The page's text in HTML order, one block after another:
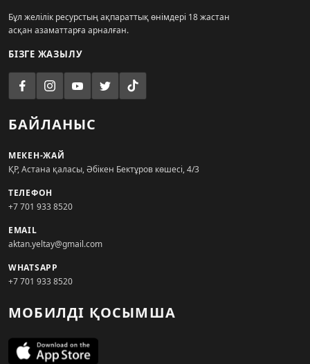
Бұл желілік ресурстың ақпараттық өнімдері 18 жастан
асқан азаматтарға арналған.
БІЗГЕ ЖАЗЫЛУ
БАЙЛАНЫС
МЕКЕН-ЖАЙ
ҚР, Астана қаласы, Әбікен Бектұров көшесі, 4/3
ТЕЛЕФОН
+7 701 933 8520
EMAIL
aktan.yeltay@gmail.com
WHATSAPP
+7 701 933 8520
МОБИЛДІ ҚОСЫМША